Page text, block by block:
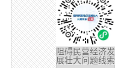
阻碍民营经济发
展壮大问题线索